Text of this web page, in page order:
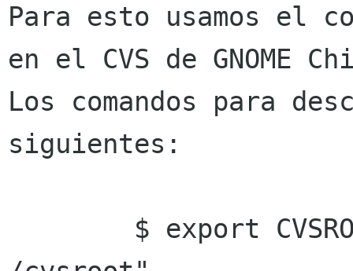
Para esto usamos el
en el CVS de GNOME
Los comandos para
siguientes: